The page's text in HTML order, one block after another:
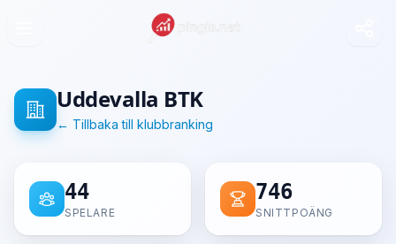
Uddevalla BTK
← Tillbaka till klubbranking
44
SPELARE
746
SNITTPOÄNG